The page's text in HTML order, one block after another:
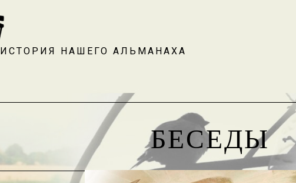
ИСТОРИЯ НАШЕГО АЛЬМАНАХА
БЕСЕДЫ